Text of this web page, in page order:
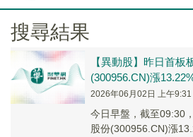
搜尋結果
【異動股】昨日首板
(300956.CN)漲
2026年06月02日 上午9:31
今日早盤，截至09:30
股份(300956.CN)漲